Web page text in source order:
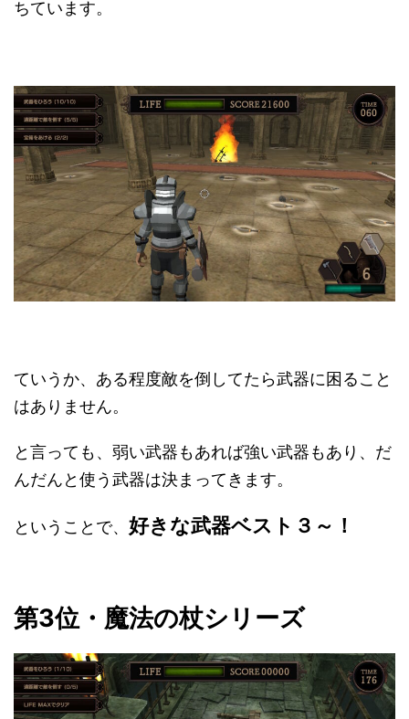
ちています。
ていうか、ある程度敵を倒してたら武器に困ること
はありません。
と言っても、弱い武器もあれば強い武器もあり、だ
んだんと使う武器は決まってきます。
ということで、 好きな武器ベスト３～！
第3位・魔法の杖シリーズ